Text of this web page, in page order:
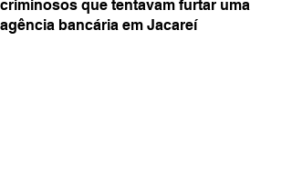
criminosos que tentavam furtar uma
agência bancária em Jacareí